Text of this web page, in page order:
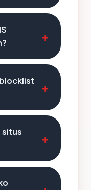
situs